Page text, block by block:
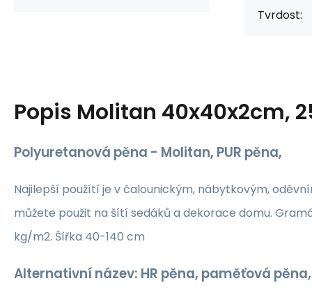
Tvrdost:
Popis Molitan 40x40x2cm,
Polyuretanová pěna - Molitan, PUR pěna,
Najilepší použítí je v čalounickým, nábytkovým,
můžete použit na šítí sedáků a dekorace domu.
kg/m2. Šířka 40-140 cm
Alternativní název: HR pěna, paměťová